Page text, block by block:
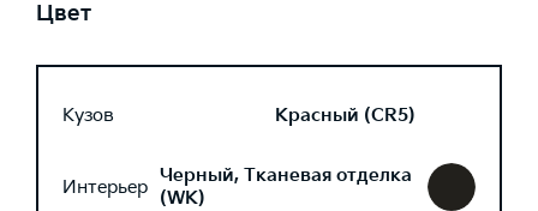
Цвет
Кузов Красный (CR5)
Интерьер Черный, Тканевая отделка
(WK)